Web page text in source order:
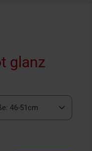
glanz
46-51cm